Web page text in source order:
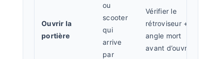
Ouvrir la
portière
ou
scooter
qui
arrive
par
Vérifier le
rétroviseur +
angle mort
avant d’ouvrir